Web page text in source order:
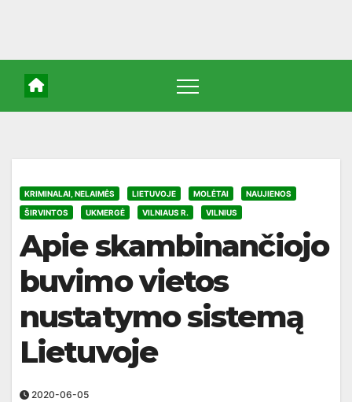
KRIMINALAI, NELAIMĖS LIETUVOJE MOLĖTAI
NAUJIENOS
ŠIRVINTOS
UKMERGĖ VILNIAUS R. VILNIUS
Apie skambinančiojo
buvimo vietos
nustatymo sistemą
Lietuvoje
2020-06-05